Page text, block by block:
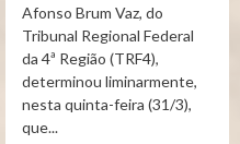
Afonso Brum Vaz, do
Tribunal Regional Federal
da 4ª Região (TRF4),
determinou liminarmente,
nesta quinta-feira (31/3),
que...